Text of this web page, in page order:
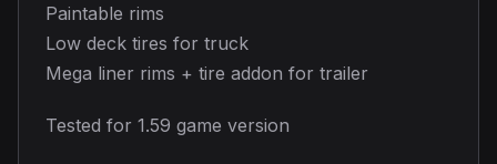
Paintable rims
Low deck tires for truck
Mega liner rims + tire addon for trailer
Tested for 1.59 game version